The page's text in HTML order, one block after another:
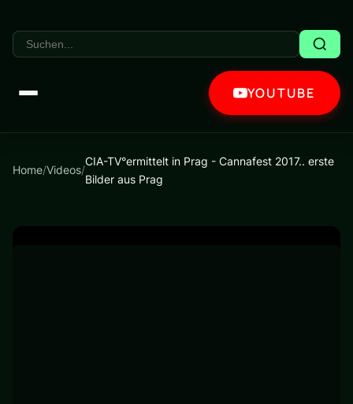
YOUTUBE
Home/Videos/
CIA-TV°ermittelt in Prag - Cannafest 2017.. erste
Bilder aus Prag